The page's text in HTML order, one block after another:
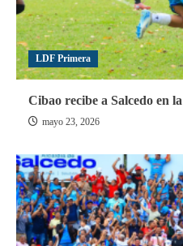
LDF Primera
Cibao recibe a Salcedo en
mayo 23, 2026